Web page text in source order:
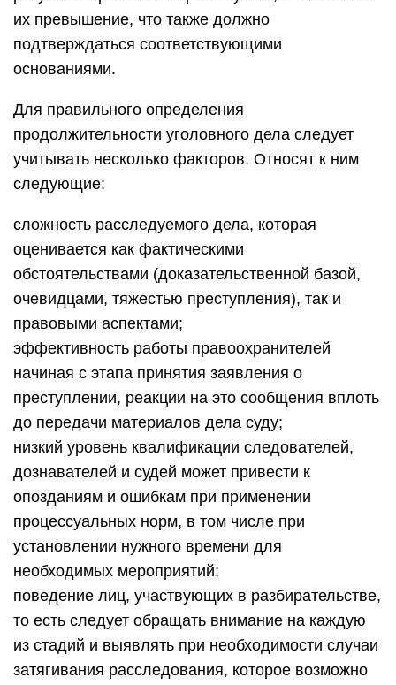
их превышение, что также должно
подтверждаться соответствующими
основаниями.
Для правильного определения
продолжительности уголовного дела следует
учитывать несколько факторов. Относят к ним
следующие:
сложность расследуемого дела, которая
оценивается как фактическими
обстоятельствами (доказательственной базой,
очевидцами, тяжестью преступления), так и
правовыми аспектами;
эффективность работы правоохранителей
начиная с этапа принятия заявления о
преступлении, реакции на это сообщения вплоть
до передачи материалов дела суду;
низкий уровень квалификации следователей,
дознавателей и судей может привести к
опозданиям и ошибкам при применении
процессуальных норм, в том числе при
установлении нужного времени для
необходимых мероприятий;
поведение лиц, участвующих в разбирательстве,
то есть следует обращать внимание на каждую
из стадий и выявлять при необходимости случаи
затягивания расследования, которое возможно